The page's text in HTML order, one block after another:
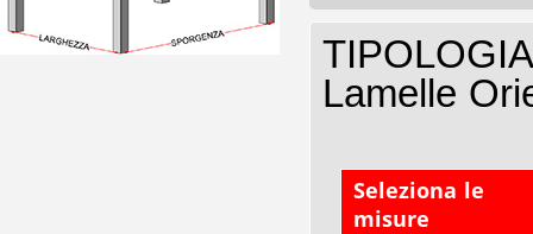
Lamelle
Seleziona le
misure